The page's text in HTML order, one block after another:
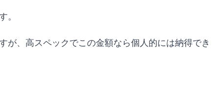
。
、高スペックでこの金額なら個人的には納得でき